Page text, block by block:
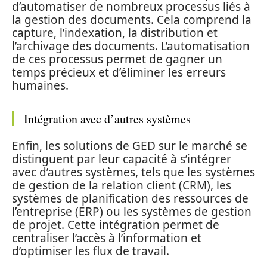
d’automatiser de nombreux processus liés à
la gestion des documents. Cela comprend la
capture, l’indexation, la distribution et
l’archivage des documents. L’automatisation
de ces processus permet de gagner un
temps précieux et d’éliminer les erreurs
humaines.
Intégration avec d’autres systèmes
Enfin, les solutions de GED sur le marché se
distinguent par leur capacité à s’intégrer
avec d’autres systèmes, tels que les systèmes
de gestion de la relation client (CRM), les
systèmes de planification des ressources de
l’entreprise (ERP) ou les systèmes de gestion
de projet. Cette intégration permet de
centraliser l’accès à l’information et
d’optimiser les flux de travail.